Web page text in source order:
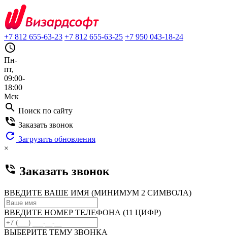
+7 812 655-63-23 +7 812 655-63-25 +7 950 043-18-24
query_builder
Пн-
пт,
09:00-
18:00
Мск
search Поиск по сайту
phone_in_talk Заказать звонок
refresh Загрузить обновления
×
phone_in_talk Заказать звонок
ВВЕДИТЕ ВАШЕ ИМЯ (МИНИМУМ 2 СИМВОЛА)
ВВЕДИТЕ НОМЕР ТЕЛЕФОНА (11 ЦИФР)
ВЫБЕРИТЕ ТЕМУ ЗВОНКА